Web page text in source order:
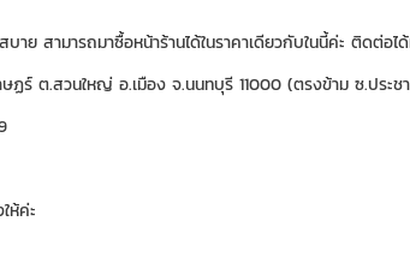
าย สามารถมาซื้อหน้าร้านได้ในราคาเดียวกับในนี้ค่ะ ติดต่อไ
ษฏร์ ต.สวนใหญ่ อ.เมือง จ.นนทบุรี 11000 (ตรงข้าม ซ.ประ
ห้ค่ะ